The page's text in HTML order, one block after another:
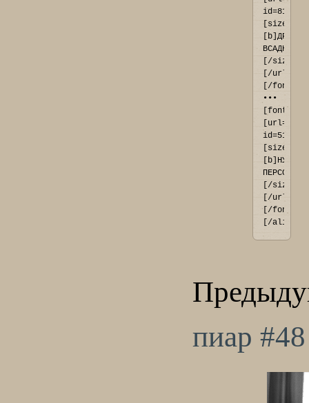
[size=11]
[/size]
[/url]
[/font]
•••
[size=11]
[/size]
[/url]
[/font]
[/align]
пиар #48